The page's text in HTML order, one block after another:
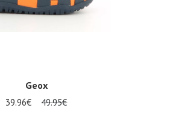
Geox
39.96€ 49.95€